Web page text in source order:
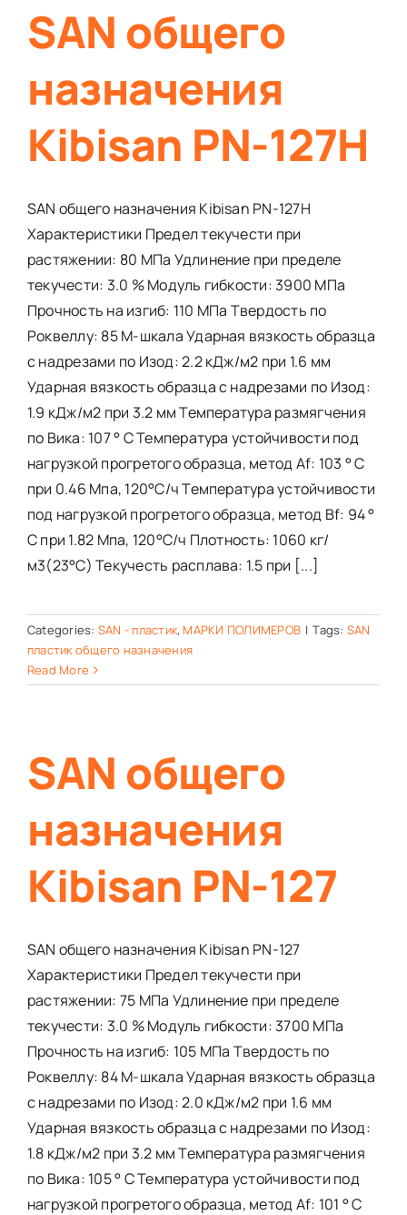
SAN общего
назначения
Kibisan PN-127H
SAN общего назначения Kibisan PN-127H
Характеристики Предел текучести при
растяжении: 80 МПа Удлинение при пределе
текучести: 3.0 % Модуль гибкости: 3900 МПа
Прочность на изгиб: 110 МПа Твердость по
Роквеллу: 85 М-шкала Ударная вязкость образца
с надрезами по Изод: 2.2 кДж/м2 при 1.6 мм
Ударная вязкость образца с надрезами по Изод:
1.9 кДж/м2 при 3.2 мм Температура размягчения
по Вика: 107 ° С Температура устойчивости под
нагрузкой прогретого образца, метод Af: 103 ° С
при 0.46 Мпа, 120°С/ч Температура устойчивости
под нагрузкой прогретого образца, метод Вf: 94 °
С при 1.82 Мпа, 120°С/ч Плотность: 1060 кг/
м3(23°C) Текучесть расплава: 1.5 при [...]
Categories: SAN - пластик, МАРКИ ПОЛИМЕРОВ | Tags: SAN
пластик общего назначения
Read More
SAN общего
назначения
Kibisan PN-127
SAN общего назначения Kibisan PN-127
Характеристики Предел текучести при
растяжении: 75 МПа Удлинение при пределе
текучести: 3.0 % Модуль гибкости: 3700 МПа
Прочность на изгиб: 105 МПа Твердость по
Роквеллу: 84 М-шкала Ударная вязкость образца
с надрезами по Изод: 2.0 кДж/м2 при 1.6 мм
Ударная вязкость образца с надрезами по Изод:
1.8 кДж/м2 при 3.2 мм Температура размягчения
по Вика: 105 ° С Температура устойчивости под
нагрузкой прогретого образца, метод Af: 101 ° С